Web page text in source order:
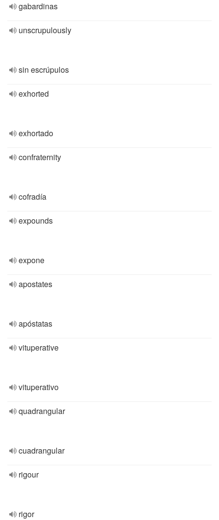
gabardinas
unscrupulously
sin escrúpulos
exhorted
exhortado
confraternity
cofradía
expounds
expone
apostates
apóstatas
vituperative
vituperativo
quadrangular
cuadrangular
rigour
rigor